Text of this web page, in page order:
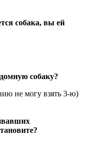
собака, вы ей
собаку?
не могу взять 3-ю)